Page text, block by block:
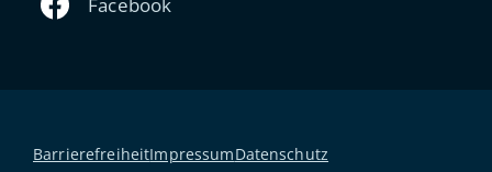
BarrierefreiheitImpressumDatenschutz